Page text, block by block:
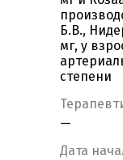
Б.В.,
мг, у
степени
—
Дата